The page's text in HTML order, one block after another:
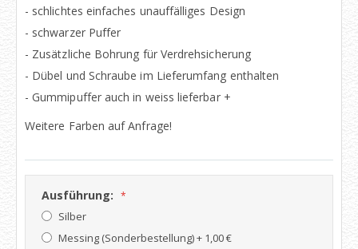
- schlichtes einfaches unauffälliges Design
- schwarzer Puffer
- Zusätzliche Bohrung für Verdrehsicherung
- Dübel und Schraube im Lieferumfang enthalten
- Gummipuffer auch in weiss lieferbar +
Weitere Farben auf Anfrage!
Ausführung:
Silber
Messing (Sonderbestellung)+ 1,00 €